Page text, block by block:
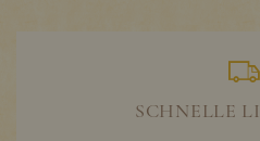
SCHNELLE